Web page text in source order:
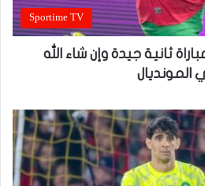
Sportime TV
ثانية جيدة وإن شاء الله
المونديال